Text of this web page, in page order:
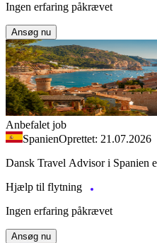
Ingen erfaring påkrævet
Ansøg nu
Anbefalet job
SpanienOprettet: 21.07.2026
Hjælp til flytning
Ingen erfaring påkrævet
Ansøg nu